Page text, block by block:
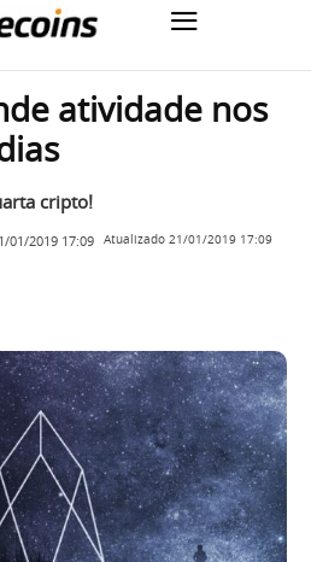
atividade nos
cripto!
01/2019 17:09 Atualizado 21/01/2019 17:09